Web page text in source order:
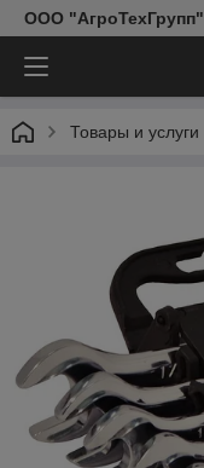
ООО "АгроТехГрупп"
Товары и услуги